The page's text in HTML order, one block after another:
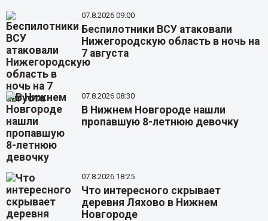
07.8.2026 09:00
Беспилотники ВСУ атаковали
Нижегородскую область в ночь на
7 августа
07.8.2026 08:30
В Нижнем Новгороде нашли
пропавшую 8-летнюю девочку
07.8.2026 18:25
Что интересного скрывает
деревня Ляхово в Нижнем
Новгороде